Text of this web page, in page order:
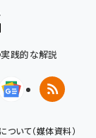
践的な解説
Googleニュ
RSS
ついて（媒体資料）